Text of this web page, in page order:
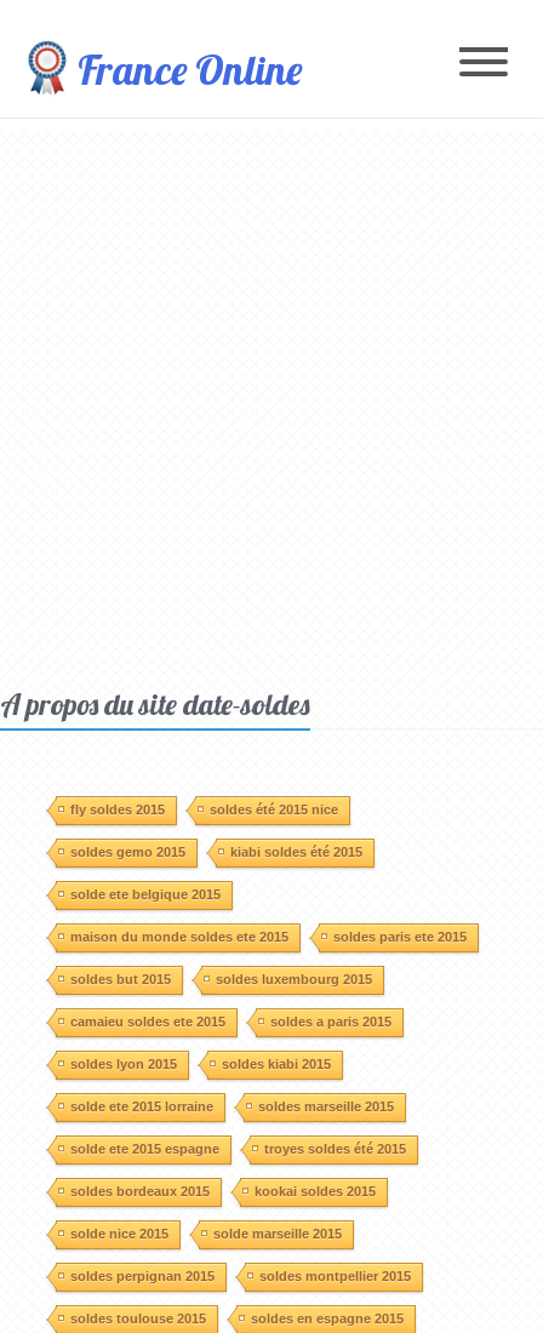
France Online
A propos du site date-soldes
fly soldes 2015 soldes été 2015 nice
soldes gemo 2015 kiabi soldes été 2015
solde ete belgique 2015
maison du monde soldes ete 2015 soldes paris ete 2015
soldes but 2015 soldes luxembourg 2015
camaieu soldes ete 2015 soldes a paris 2015
soldes lyon 2015 soldes kiabi 2015
solde ete 2015 lorraine soldes marseille 2015
solde ete 2015 espagne troyes soldes été 2015
soldes bordeaux 2015 kookai soldes 2015
solde nice 2015 solde marseille 2015
soldes perpignan 2015 soldes montpellier 2015
soldes toulouse 2015 soldes en espagne 2015